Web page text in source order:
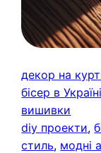
декор на
бісер в Україні
вишивки
diy проекти,
стиль, модні